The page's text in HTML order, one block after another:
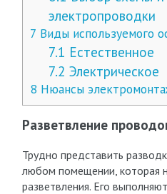
электропроводки
7 Виды используемого
7.1 Естественное
7.2 Электрическое
8 Нюансы
Разветвление
Трудно представить
любом помещении, которая
разветвления. Его